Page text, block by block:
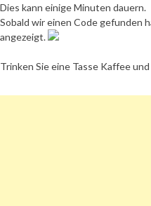
Dies kann einige Minuten dauern.
Sobald wir einen Code gefunden
angezeigt.
Trinken Sie eine Tasse Kaffee